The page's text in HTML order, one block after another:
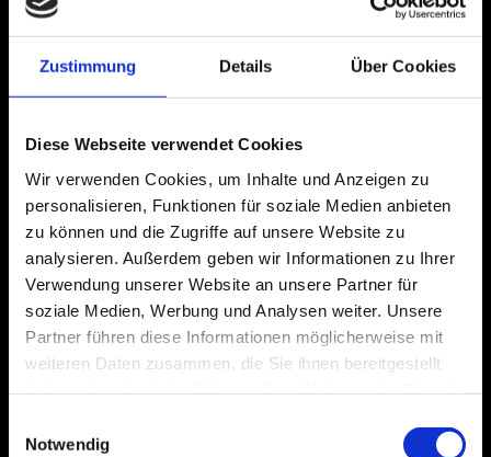
Zustimmung Details Über Cookies
Diese Webseite verwendet Cookies
Wir verwenden Cookies, um Inhalte und Anzeigen zu
personalisieren, Funktionen für soziale Medien anbieten
zu können und die Zugriffe auf unsere Website zu
analysieren. Außerdem geben wir Informationen zu Ihrer
Verwendung unserer Website an unsere Partner für
soziale Medien, Werbung und Analysen weiter. Unsere
Partner führen diese Informationen möglicherweise mit
weiteren Daten zusammen, die Sie ihnen bereitgestellt
Notwendig
Bitte akzeptieren Sie Marketing-Cookies,
um dieses Video anzusehen.